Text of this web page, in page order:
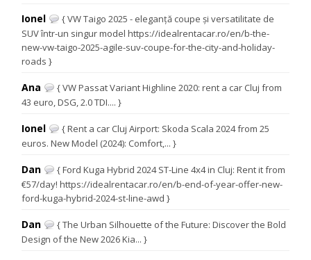
Ionel
{ VW Taigo 2025 - eleganță coupe și versatilitate de
SUV într-un singur model https://idealrentacar.ro/en/b-the-
new-vw-taigo-2025-agile-suv-coupe-for-the-city-and-holiday-
roads }
Ana
{ VW Passat Variant Highline 2020: rent a car Cluj from
43 euro, DSG, 2.0 TDI.... }
Ionel
{ Rent a car Cluj Airport: Skoda Scala 2024 from 25
euros. New Model (2024): Comfort,... }
Dan
{ Ford Kuga Hybrid 2024 ST-Line 4x4 in Cluj: Rent it from
€57/day! https://idealrentacar.ro/en/b-end-of-year-offer-new-
ford-kuga-hybrid-2024-st-line-awd }
Dan
{ The Urban Silhouette of the Future: Discover the Bold
Design of the New 2026 Kia... }